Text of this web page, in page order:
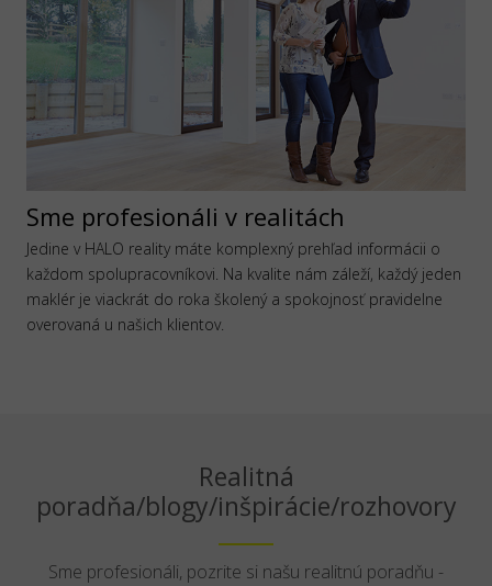
Sme profesionáli v realitách
Jedine v HALO reality máte komplexný prehľad informácii o
každom spolupracovníkovi. Na kvalite nám záleží, každý jeden
maklér je viackrát do roka školený a spokojnosť pravidelne
overovaná u našich klientov.
Realitná
poradňa/blogy/inšpirácie/rozhovory
Sme profesionáli, pozrite si našu realitnú poradňu -